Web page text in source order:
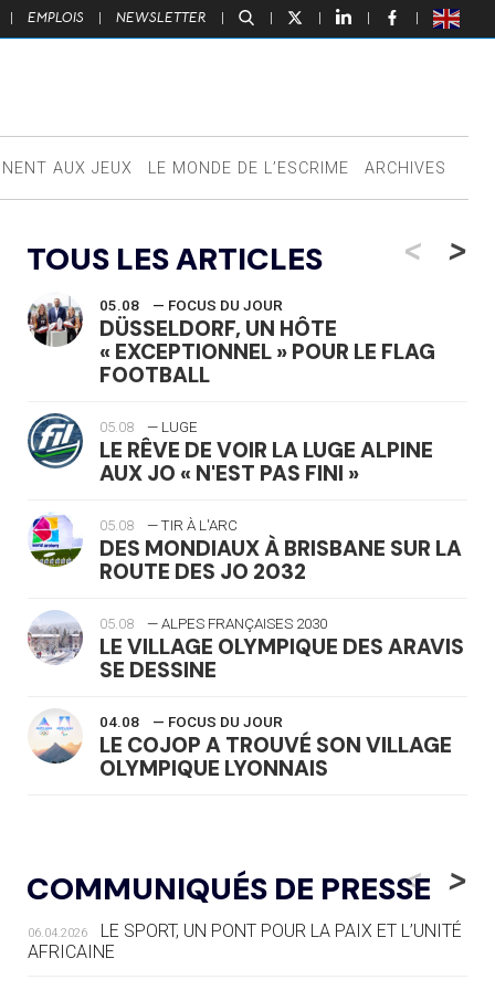
| EMPLOIS | NEWSLETTER | | | | |
AUX JEUX LE MONDE DE L’ESCRIME ARCHIVES
TOUS LES ARTICLES <
05.08 — FOCUS DU JOUR
DÜSSELDORF, UN HÔTE
« EXCEPTIONNEL » POUR LE FLAG
FOOTBALL
05.08 — LUGE
LE RÊVE DE VOIR LA LUGE ALPINE
AUX JO « N'EST PAS FINI »
05.08 — TIR À L'ARC
DES MONDIAUX À BRISBANE SUR LA
ROUTE DES JO 2032
05.08 — ALPES FRANÇAISES 2030
LE VILLAGE OLYMPIQUE DES ARAVIS
SE DESSINE
04.08 — FOCUS DU JOUR
LE COJOP A TROUVÉ SON VILLAGE
OLYMPIQUE LYONNAIS
« L'ALLEMAGNE PEUT DÉMONTRER
COMMENT ORGANISER DES JO
RESPONSABLES »
04.08
>
COMMUNIQUÉS DE PRESSE
<
06.04.2026
LE SPORT, UN PONT POUR LA PAIX ET L’UNITÉ
AFRICAINE
>